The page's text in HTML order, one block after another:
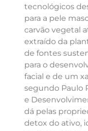
tecnológicos
para a pele
carvão vegetal
extraído da
de fontes
para o
facial e de um
segundo Paulo
e
dá pelas
detox do ativo,